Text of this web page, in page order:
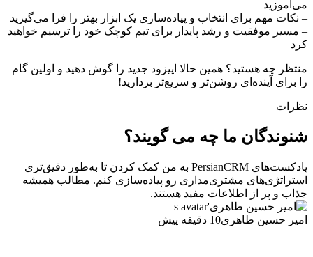
می‌آموزید
– نکات مهم برای انتخاب و پیاده‌سازی یک ابزار بهتر را فرا می‌گیرید
– مسیر موفقیت و رشد پایدار برای تیم کوچک خود را ترسیم خواهید
کرد
منتظر چه هستید؟ همین حالا اپیزود جدید را گوش دهید و اولین گام
را برای آینده‌ای روشن‌تر و سریع‌تر بردارید!
نظرات
شنوندگان ما چه می گویند؟
پادکست‌های PersianCRM به من کمک کردن تا به‌طور دقیق‌تری
استراتژی‌های مشتری‌مداری رو پیاده‌سازی کنم. مطالب همیشه
جذاب و پر از اطلاعات مفید هستند.
امیر حسین طاهری10 دقیقه پیش